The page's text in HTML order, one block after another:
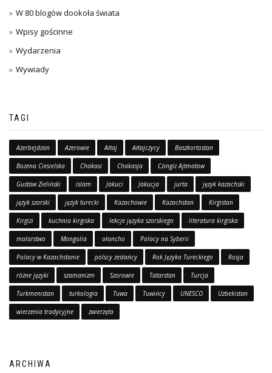
W 80 blogów dookoła świata
Wpisy gościnne
Wydarzenia
Wywiady
TAGI
Azerbejdżan Azerowie Ałtaj Ałtajczycy Baszkortostan
Bożena Ciesielska Chakasi Chakasja Czingiz Ajtmatow
Gustaw Zieliński islam Jakuci Jakucja jurta język kazachski
język szorski język turecki Kazachowie Kazachstan Kirgistan
Kirgizi kuchnia kirgiska lekcje języka szorskiego literatura kirgiska
malarstwo Mongolia ołoncho Polacy na Syberii
Polacy w Kazachstanie polscy zesłańcy Rok Języka Tureckiego Rosja
różne języki szamanizm Szorowie Tatarstan Turcja
Turkmenistan turkologia Tuwa Tuwińcy UNESCO Uzbekistan
wierzenia tradycyjne zwierzęta
ARCHIWA